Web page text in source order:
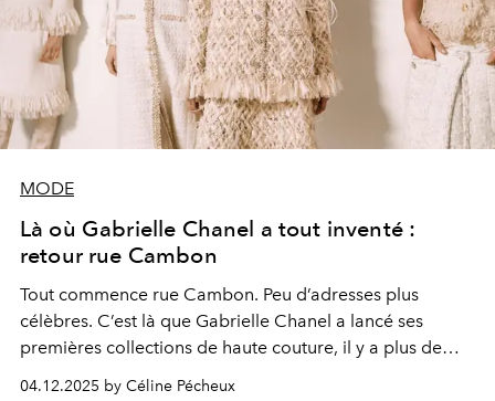
MODE
Là où Gabrielle Chanel a tout inventé :
retour rue Cambon
Tout commence rue Cambon. Peu d’adresses plus
célèbres. C’est là que Gabrielle Chanel a lancé ses
premières collections de haute couture, il y a plus de
04.12.2025 by Céline Pécheux